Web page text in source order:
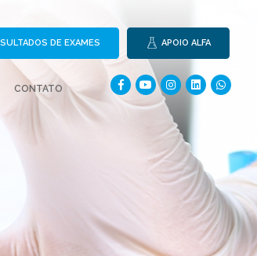
CONTATO
DE EXAMES APOIO ALFA